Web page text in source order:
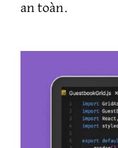
an toàn.